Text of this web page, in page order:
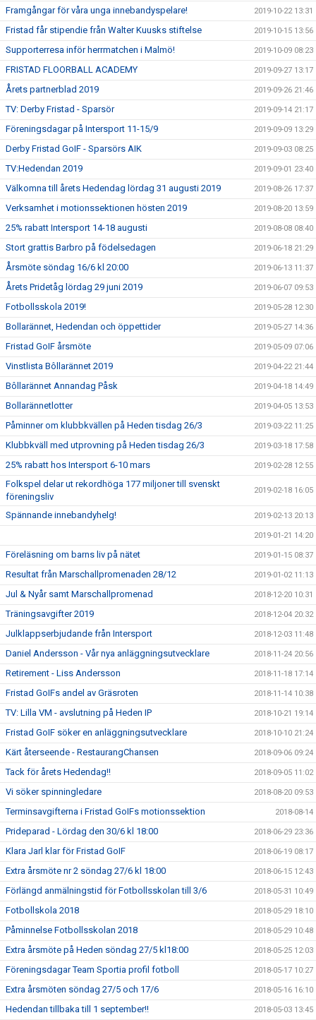
Framgångar för våra unga innebandyspelare! 2019-10-22 13:31
Fristad får stipendie från Walter Kuusks stiftelse 2019-10-15 13:56
Supporterresa inför herrmatchen i Malmö! 2019-10-09 08:23
FRISTAD FLOORBALL ACADEMY 2019-09-27 13:17
Årets partnerblad 2019 2019-09-26 21:46
TV: Derby Fristad - Sparsör 2019-09-14 21:17
Föreningsdagar på Intersport 11-15/9 2019-09-09 13:29
Derby Fristad GoIF - Sparsörs AIK 2019-09-03 08:25
TV:Hedendan 2019 2019-09-01 23:40
Välkomna till årets Hedendag lördag 31 augusti 2019 2019-08-26 17:37
Verksamhet i motionssektionen hösten 2019 2019-08-20 13:59
25% rabatt Intersport 14-18 augusti 2019-08-08 08:40
Stort grattis Barbro på födelsedagen 2019-06-18 21:29
Årsmöte söndag 16/6 kl 20:00 2019-06-13 11:37
Årets Pridetåg lördag 29 juni 2019 2019-06-07 09:53
Fotbollsskola 2019! 2019-05-28 12:30
Bollarännet, Hedendan och öppettider 2019-05-27 14:36
Fristad GoIF årsmöte 2019-05-09 07:06
Vinstlista Bôllarännet 2019 2019-04-22 21:44
Bôllarännet Annandag Påsk 2019-04-18 14:49
Bollarännetlotter 2019-04-05 13:53
Påminner om klubbkvällen på Heden tisdag 26/3 2019-03-22 11:25
Klubbkväll med utprovning på Heden tisdag 26/3 2019-03-18 17:58
25% rabatt hos Intersport 6-10 mars 2019-02-28 12:55
Folkspel delar ut rekordhöga 177 miljoner till svenskt
föreningsliv
2019-02-18 16:05
Spännande innebandyhelg! 2019-02-13 20:13
2019-01-21 14:20
Föreläsning om barns liv på nätet 2019-01-15 08:37
Resultat från Marschallpromenaden 28/12 2019-01-02 11:13
Jul & Nyår samt Marschallpromenad 2018-12-20 10:31
Träningsavgifter 2019 2018-12-04 20:32
Julklappserbjudande från Intersport 2018-12-03 11:48
Daniel Andersson - Vår nya anläggningsutvecklare 2018-11-24 20:56
Retirement - Liss Andersson 2018-11-18 17:14
Fristad GoIFs andel av Gräsroten 2018-11-14 10:38
TV: Lilla VM - avslutning på Heden IP 2018-10-21 19:14
Fristad GoIF söker en anläggningsutvecklare 2018-10-10 21:24
Kärt återseende - RestaurangChansen 2018-09-06 09:24
Tack för årets Hedendag!! 2018-09-05 11:02
Vi söker spinningledare 2018-08-20 09:53
Terminsavgifterna i Fristad GoIFs motionssektion 2018-08-14
Prideparad - Lördag den 30/6 kl 18:00 2018-06-29 23:36
Klara Jarl klar för Fristad GoIF 2018-06-19 08:17
Extra årsmöte nr 2 söndag 27/6 kl 18:00 2018-06-15 12:43
Förlängd anmälningstid för Fotbollsskolan till 3/6 2018-05-31 10:49
Fotbollskola 2018 2018-05-29 18:10
Påminnelse Fotbollsskolan 2018 2018-05-29 10:48
Extra årsmöte på Heden söndag 27/5 kl18:00 2018-05-25 12:03
Föreningsdagar Team Sportia profil fotboll 2018-05-17 10:27
Extra årsmöten söndag 27/5 och 17/6 2018-05-16 16:10
Hedendan tillbaka till 1 september!! 2018-05-03 13:45